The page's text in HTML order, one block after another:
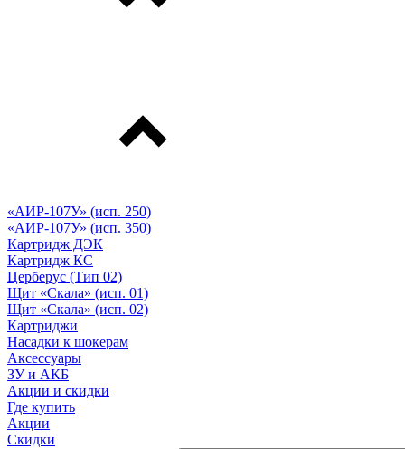
«АИР-107У» (исп. 250)
«АИР-107У» (исп. 350)
Картридж ДЭК
Картридж КС
Церберус (Тип 02)
Щит «Скала» (исп. 01)
Щит «Скала» (исп. 02)
Картриджи
Насадки к шокерам
Аксессуары
ЗУ и АКБ
Акции и скидки
Где купить
Акции
Скидки